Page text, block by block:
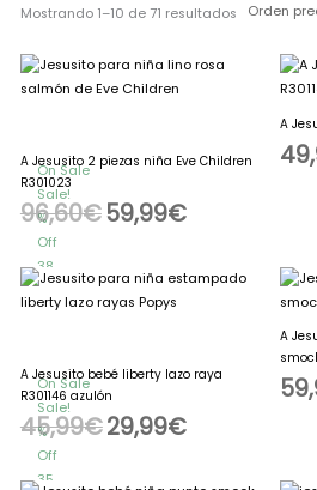
Mostrando 1–10 de 71 resultados
On Sale
Sale!
%
Off
38
Save
36€
€
A Jesusito 2 piezas niña Eve Children
R301023
96,60€
El
precio
original
59,99€
El
precio
A
On Sale
Sale!
%
Off
35
A Jesusito bebé liberty lazo raya
R301146 azulón
45,99€
El
precio
original
29,99€
El
precio
A